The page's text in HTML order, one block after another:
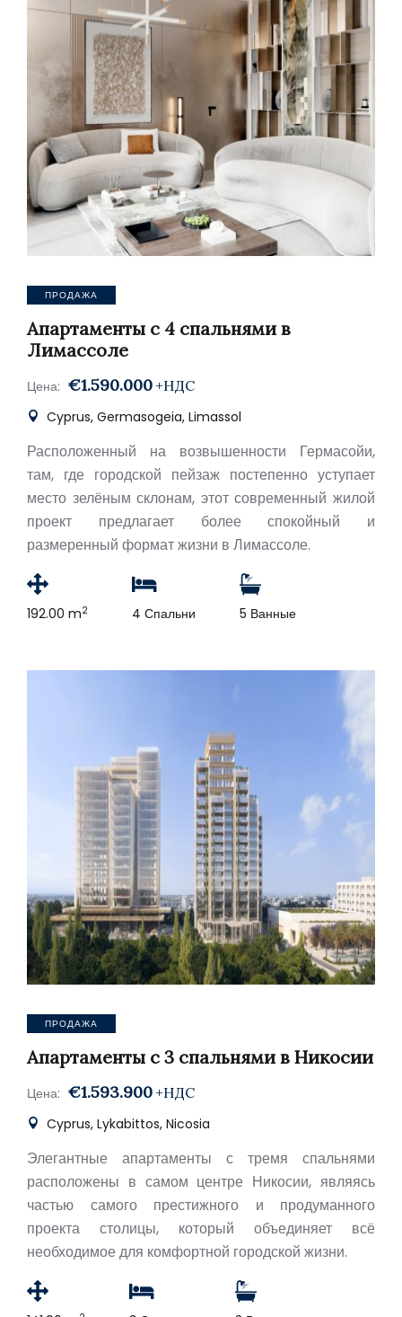
ПРОДАЖА
Апартаменты с 4 спальнями в
Лимассоле
Цена: €1.590.000 +НДС
Cyprus, Germasogeia, Limassol
Расположенный на возвышенности Гермасойи,
там, где городской пейзаж постепенно уступает
место зелёным склонам, этот современный жилой
проект предлагает более спокойный и
размеренный формат жизни в Лимассоле.
192.00 m2 4 Спальни 5 Ванные
ПРОДАЖА
Апартаменты с 3 спальнями в Никосии
Цена: €1.593.900 +НДС
Cyprus, Lykabittos, Nicosia
Элегантные апартаменты с тремя спальнями
расположены в самом центре Никосии, являясь
частью самого престижного и продуманного
проекта столицы, который объединяет всё
необходимое для комфортной городской жизни.